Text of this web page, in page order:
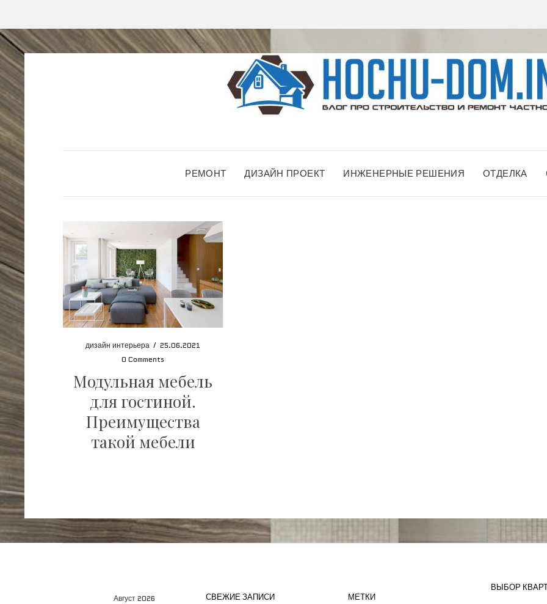
РЕМОНТ ДИЗАЙН ПРОЕКТ ИНЖЕНЕРНЫЕ РЕШЕНИЯ ОТДЕЛКА
дизайн интерьера / 25.06.2021
0 Comments
Модульная мебель
для гостиной.
Преимущества
такой мебели
Август 2026 СВЕЖИЕ ЗАПИСИ МЕТКИ
ВЫБОР